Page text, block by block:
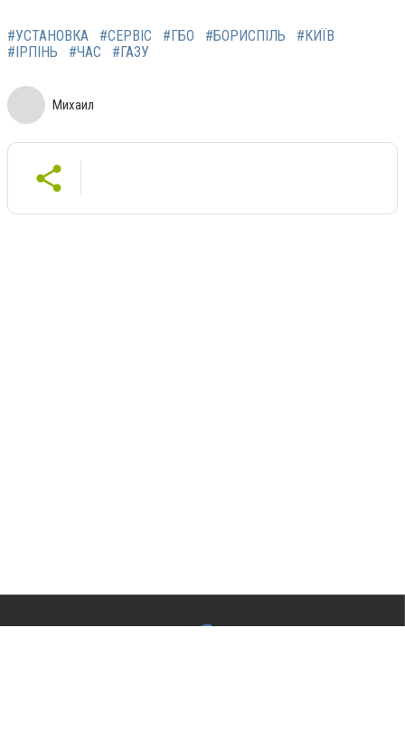
#УСТАНОВКА #СЕРВІС #ГБО #БОРИСПІЛЬ
#КИЇВ
#ІРПІНЬ
#ЧАС #ГАЗУ
Михаил